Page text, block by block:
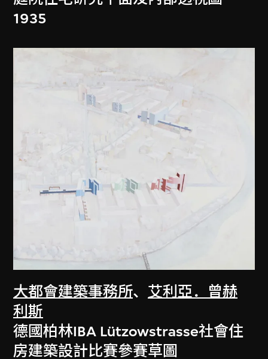
1935
大都會建築事務所、 艾利亞．曾赫
利斯
德國柏林IBA Lützowstrasse社會住
房建築設計比賽參賽草圖